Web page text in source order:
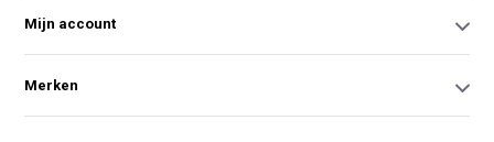
Mijn account
Merken